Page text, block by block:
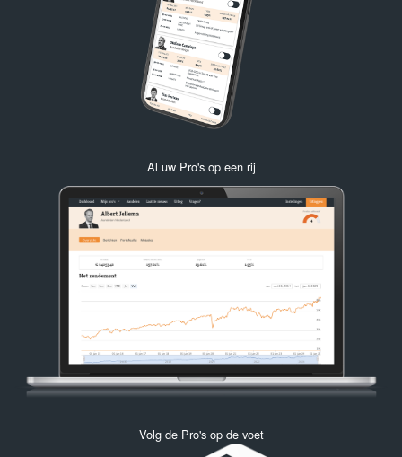
Al uw Pro's op een rij
Volg de Pro's op de voet